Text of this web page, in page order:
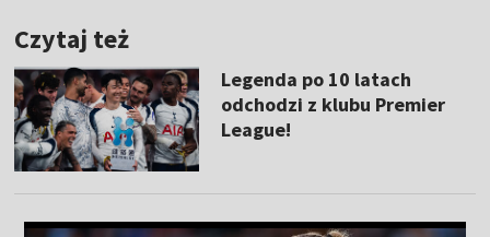
Czytaj też
Legenda po 10 latach
odchodzi z klubu Premier
League!